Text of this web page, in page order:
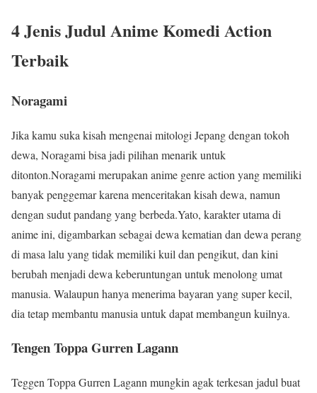
4 Jenis Judul Anime Komedi Action
Terbaik
Noragami
Jika kamu suka kisah mengenai mitologi Jepang dengan tokoh
dewa, Noragami bisa jadi pilihan menarik untuk
ditonton.Noragami merupakan anime genre action yang memiliki
banyak penggemar karena menceritakan kisah dewa, namun
dengan sudut pandang yang berbeda.Yato, karakter utama di
anime ini, digambarkan sebagai dewa kematian dan dewa perang
di masa lalu yang tidak memiliki kuil dan pengikut, dan kini
berubah menjadi dewa keberuntungan untuk menolong umat
manusia. Walaupun hanya menerima bayaran yang super kecil,
dia tetap membantu manusia untuk dapat membangun kuilnya.
Tengen Toppa Gurren Lagann
Teggen Toppa Gurren Lagann mungkin agak terkesan jadul buat